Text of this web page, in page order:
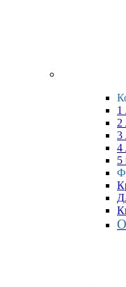
1
2
3
4
5